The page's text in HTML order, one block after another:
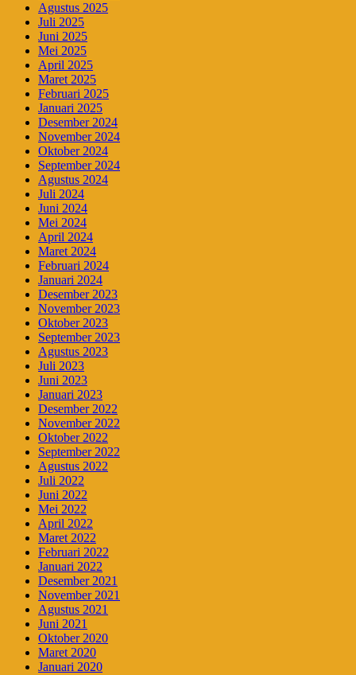
Agustus 2025
Juli 2025
Juni 2025
Mei 2025
April 2025
Maret 2025
Februari 2025
Januari 2025
Desember 2024
November 2024
Oktober 2024
September 2024
Agustus 2024
Juli 2024
Juni 2024
Mei 2024
April 2024
Maret 2024
Februari 2024
Januari 2024
Desember 2023
November 2023
Oktober 2023
September 2023
Agustus 2023
Juli 2023
Juni 2023
Januari 2023
Desember 2022
November 2022
Oktober 2022
September 2022
Agustus 2022
Juli 2022
Juni 2022
Mei 2022
April 2022
Maret 2022
Februari 2022
Januari 2022
Desember 2021
November 2021
Agustus 2021
Juni 2021
Oktober 2020
Maret 2020
Januari 2020